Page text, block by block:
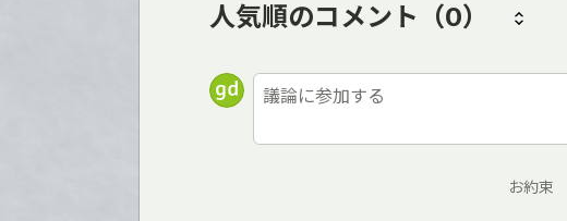
人気順のコメント （0）
お約束